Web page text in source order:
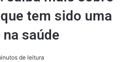
tem sido uma
saúde
de leitura